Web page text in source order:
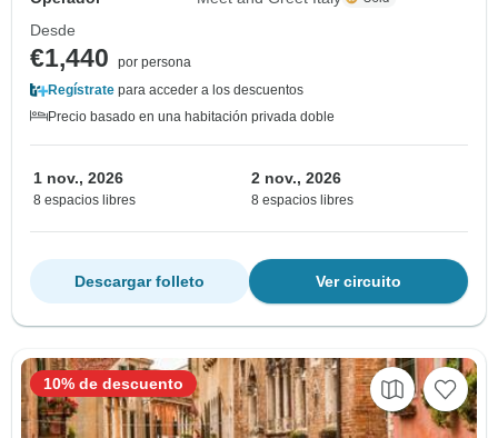
Desde
€1,440
por persona
Regístrate para acceder a los descuentos
Precio basado en una habitación privada doble
1 nov., 2026
8 espacios libres
2 nov., 2026
8 espacios libres
Ver circuito
Descargar folleto
10% de descuento